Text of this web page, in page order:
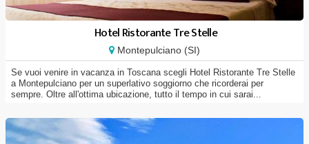
Hotel Ristorante Tre Stelle
Montepulciano (SI)
Se vuoi venire in vacanza in Toscana scegli Hotel Ristorante Tre Stelle
a Montepulciano per un superlativo soggiorno che ricorderai per
sempre. Oltre all'ottima ubicazione, tutto il tempo in cui sarai...